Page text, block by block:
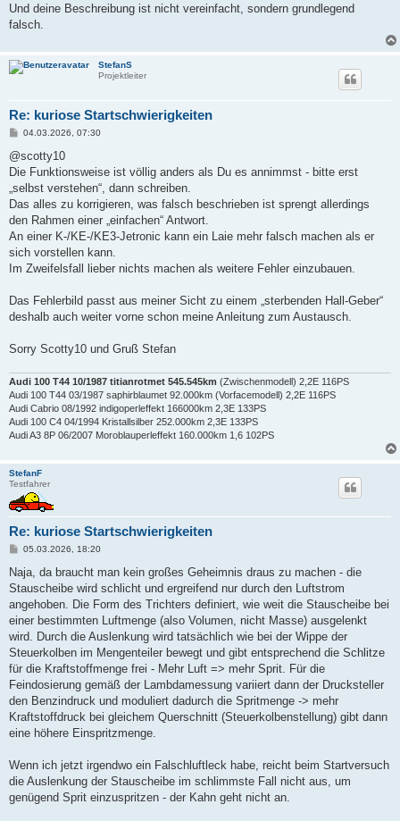
a
Und deine Beschreibung ist nicht vereinfacht, sondern grundlegend
falsch.
StefanS
Projektleiter
Re: kuriose Startschwierigkeiten
B
i
r
a
04.03.2026, 07:30
@scotty10
Die Funktionsweise ist völlig anders als Du es annimmst - bitte erst
„selbst verstehen“, dann schreiben.
Das alles zu korrigieren, was falsch beschrieben ist sprengt allerdings
den Rahmen einer „einfachen“ Antwort.
An einer K-/KE-/KE3-Jetronic kann ein Laie mehr falsch machen als er
sich vorstellen kann.
Im Zweifelsfall lieber nichts machen als weitere Fehler einzubauen.
Das Fehlerbild passt aus meiner Sicht zu einem „sterbenden Hall-Geber“
deshalb auch weiter vorne schon meine Anleitung zum Austausch.
Sorry Scotty10 und Gruß Stefan
Audi 100 T44 10/1987 titianrotmet 545.545km (Zwischenmodell) 2,2E 116PS
Audi 100 T44 03/1987 saphirblaumet 92.000km (Vorfacemodell) 2,2E 116PS
Audi Cabrio 08/1992 indigoperleffekt 166000km 2,3E 133PS
Audi 100 C4 04/1994 Kristallsilber 252.000km 2,3E 133PS
Audi A3 8P 06/2007 Moroblauperleffekt 160.000km 1,6 102PS
StefanF
Testfahrer
Re: kuriose Startschwierigkeiten
B
i
r
a
g
05.03.2026, 18:20
Naja, da braucht man kein großes Geheimnis draus zu machen - die
Stauscheibe wird schlicht und ergreifend nur durch den Luftstrom
angehoben. Die Form des Trichters definiert, wie weit die Stauscheibe bei
einer bestimmten Luftmenge (also Volumen, nicht Masse) ausgelenkt
wird. Durch die Auslenkung wird tatsächlich wie bei der Wippe der
Steuerkolben im Mengenteiler bewegt und gibt entsprechend die Schlitze
für die Kraftstoffmenge frei - Mehr Luft => mehr Sprit. Für die
Feindosierung gemäß der Lambdamessung variiert dann der Drucksteller
den Benzindruck und moduliert dadurch die Spritmenge -> mehr
Kraftstoffdruck bei gleichem Querschnitt (Steuerkolbenstellung) gibt dann
eine höhere Einspritzmenge.
Wenn ich jetzt irgendwo ein Falschluftleck habe, reicht beim Startversuch
die Auslenkung der Stauscheibe im schlimmste Fall nicht aus, um
genügend Sprit einzuspritzen - der Kahn geht nicht an.